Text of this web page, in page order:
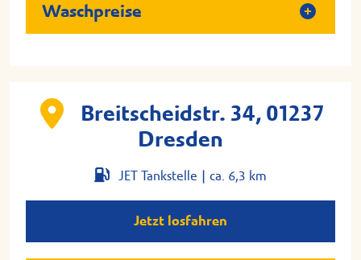
Waschpreise
Breitscheidstr. 34, 01237
Dresden
JET Tankstelle | ca. 6,3 km
Jetzt losfahren